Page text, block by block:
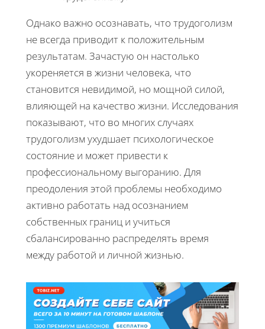
Однако важно осознавать, что трудоголизм
не всегда приводит к положительным
результатам. Зачастую он настолько
укореняется в жизни человека, что
становится невидимой, но мощной силой,
влияющей на качество жизни. Исследования
показывают, что во многих случаях
трудоголизм ухудшает психологическое
состояние и может привести к
профессиональному выгоранию. Для
преодоления этой проблемы необходимо
активно работать над осознанием
собственных границ и учиться
сбалансированно распределять время
между работой и личной жизнью.